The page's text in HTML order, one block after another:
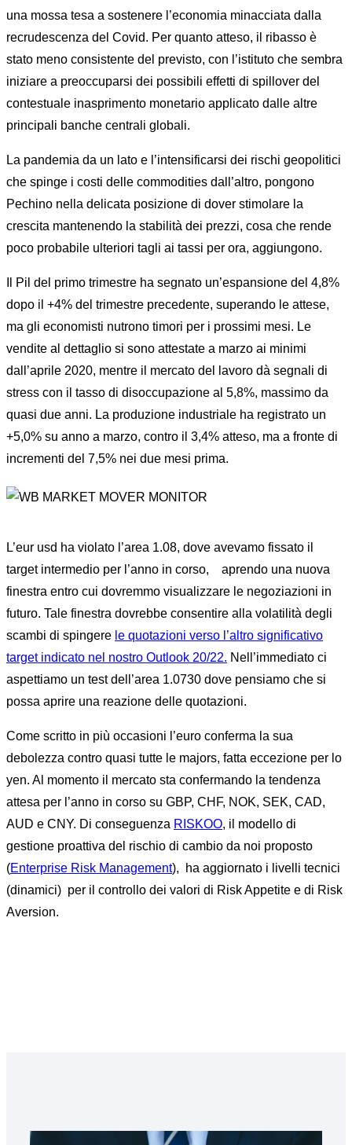
una mossa tesa a sostenere l’economia minacciata dalla
recrudescenza del Covid. Per quanto atteso, il ribasso è
stato meno consistente del previsto, con l’istituto che sembra
iniziare a preoccuparsi dei possibili effetti di spillover del
contestuale inasprimento monetario applicato dalle altre
principali banche centrali globali.
La pandemia da un lato e l’intensificarsi dei rischi geopolitici
che spinge i costi delle commodities dall’altro, pongono
Pechino nella delicata posizione di dover stimolare la
crescita mantenendo la stabilità dei prezzi, cosa che rende
poco probabile ulteriori tagli ai tassi per ora, aggiungono.
Il Pil del primo trimestre ha segnato un’espansione del 4,8%
dopo il +4% del trimestre precedente, superando le attese,
ma gli economisti nutrono timori per i prossimi mesi. Le
vendite al dettaglio si sono attestate a marzo ai minimi
dall’aprile 2020, mentre il mercato del lavoro dà segnali di
stress con il tasso di disoccupazione al 5,8%, massimo da
quasi due anni. La produzione industriale ha registrato un
+5,0% su anno a marzo, contro il 3,4% atteso, ma a fronte di
incrementi del 7,5% nei due mesi prima.
L’eur usd ha violato l’area 1.08, dove avevamo fissato il
target intermedio per l’anno in corso, aprendo una nuova
finestra entro cui dovremmo visualizzare le negoziazioni in
futuro. Tale finestra dovrebbe consentire alla volatilità degli
scambi di spingere le quotazioni verso l’altro significativo
target indicato nel nostro Outlook 20/22. Nell’immediato ci
aspettiamo un test dell’area 1.0730 dove pensiamo che si
possa aprire una reazione delle quotazioni.
Come scritto in più occasioni l’euro conferma la sua
debolezza contro quasi tutte le majors, fatta eccezione per lo
yen. Al momento il mercato sta confermando la tendenza
attesa per l’anno in corso su GBP, CHF, NOK, SEK, CAD,
AUD e CNY. Di conseguenza RISKOO, il modello di
gestione proattiva del rischio di cambio da noi proposto
(Enterprise Risk Management), ha aggiornato i livelli tecnici
(dinamici) per il controllo dei valori di Risk Appetite e di Risk
Aversion.